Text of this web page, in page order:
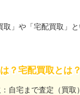
取」や「宅配買取」
？宅配買取とは
自宅まで査定（買取